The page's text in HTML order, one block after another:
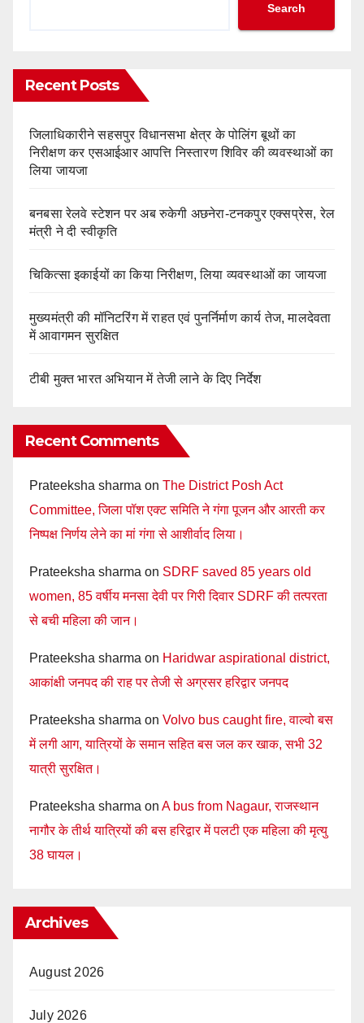
Search
Recent Posts
जिलाधिकारीने सहसपुर विधानसभा क्षेत्र के पोलिंग बूथों का
निरीक्षण कर एसआईआर आपत्ति निस्तारण शिविर की व्यवस्थाओं का
लिया जायजा
बनबसा रेलवे स्टेशन पर अब रुकेगी अछनेरा-टनकपुर एक्सप्रेस, रेल
मंत्री ने दी स्वीकृति
चिकित्सा इकाईयों का किया निरीक्षण, लिया व्यवस्थाओं का जायजा
मुख्यमंत्री की मॉनिटरिंग में राहत एवं पुनर्निर्माण कार्य तेज, मालदेवता
में आवागमन सुरक्षित
टीबी मुक्त भारत अभियान में तेजी लाने के दिए निर्देश
Recent Comments
Prateeksha sharma on The District Posh Act
Committee, जिला पॉश एक्ट समिति ने गंगा पूजन और आरती कर
निष्पक्ष निर्णय लेने का मां गंगा से आशीर्वाद लिया।
Prateeksha sharma on SDRF saved 85 years old
women, 85 वर्षीय मनसा देवी पर गिरी दिवार SDRF की तत्परता
से बची महिला की जान।
Prateeksha sharma on Haridwar aspirational district,
आकांक्षी जनपद की राह पर तेजी से अग्रसर हरिद्वार जनपद
Prateeksha sharma on Volvo bus caught fire, वाल्वो बस
में लगी आग, यात्रियों के समान सहित बस जल कर खाक, सभी 32
यात्री सुरक्षित।
Prateeksha sharma on A bus from Nagaur, राजस्थान
नागौर के तीर्थ यात्रियों की बस हरिद्वार में पलटी एक महिला की मृत्यु
38 घायल।
Archives
August 2026
July 2026